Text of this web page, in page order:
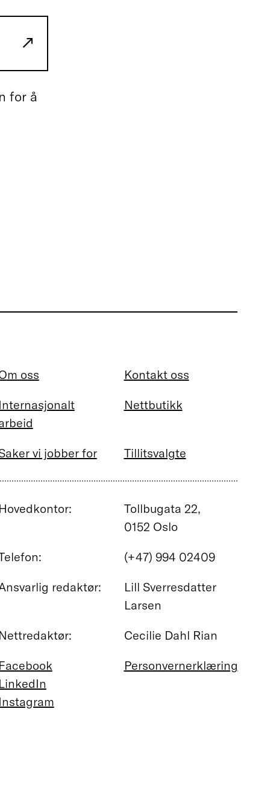
for å
oss
Kontakt oss
Internasjonalt
Nettbutikk
vi jobber for Tillitsvalgte
Hovedkontor:
Tollbugata 22,
0152 Oslo
(+47) 994 02409
redaktør:
Lill Sverresdatter
Larsen
Nettredaktør:
Cecilie Dahl Rian
Facebook
LinkedIn
Instagram
Personvernerklæring